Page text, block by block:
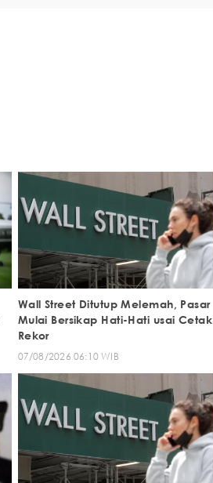
Wall Street Ditutup Melemah, Pasar
Mulai Bersikap Hati-Hati usai Cetak
Rekor
07/08/2026 06:10 WIB